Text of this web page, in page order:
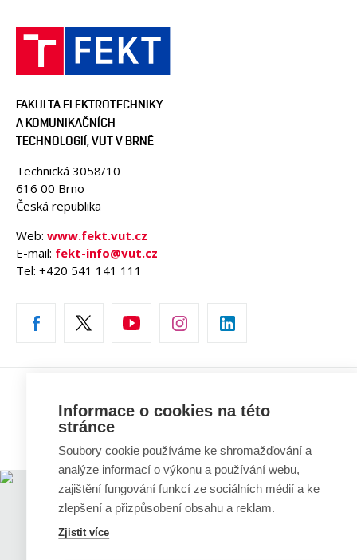
FAKULTA ELEKTROTECHNIKY
A KOMUNIKAČNÍCH
TECHNOLOGIÍ, VUT V BRNĚ
Technická 3058/10
616 00 Brno
Česká republika
Web: www.fekt.vut.cz
E-mail: fekt-info@vut.cz
Tel: +420 541 141 111
Informace o cookies na této
stránce
Soubory cookie používáme ke shromažďování a
analýze informací o výkonu a používání webu,
zajištění fungování funkcí ze sociálních médií a ke
zlepšení a přizpůsobení obsahu a reklam.
Zjistit více